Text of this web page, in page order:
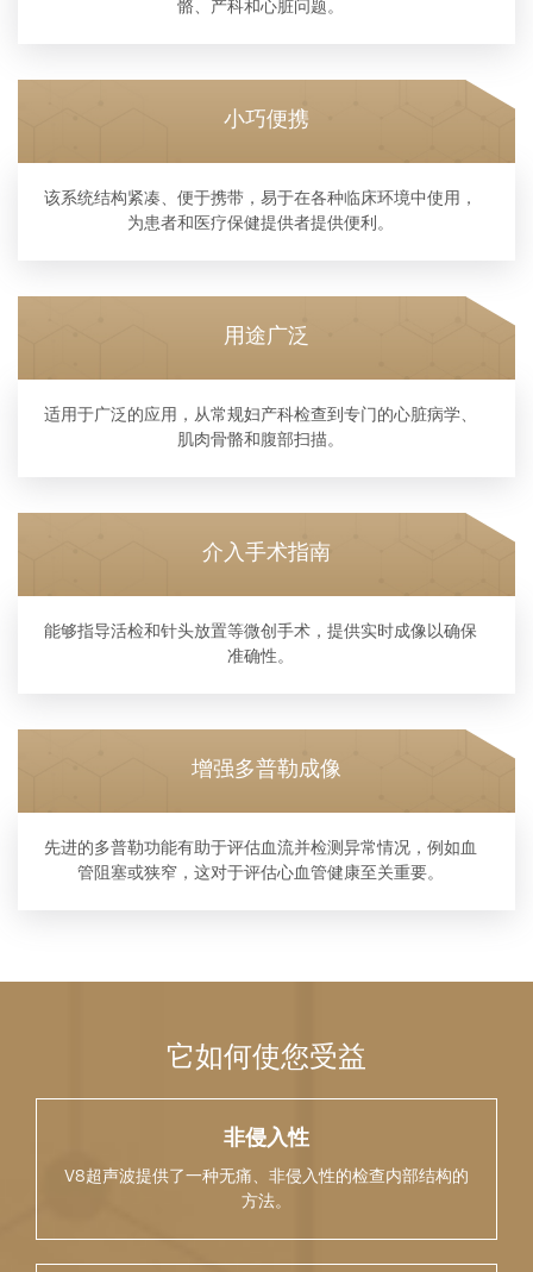
骼、产科和心脏问题。
小巧便携
该系统结构紧凑、便于携带，易于在各种临床环境中使用，
为患者和医疗保健提供者提供便利。
用途广泛
适用于广泛的应用，从常规妇产科检查到专门的心脏病学、
肌肉骨骼和腹部扫描。
介入手术指南
能够指导活检和针头放置等微创手术，提供实时成像以确保
准确性。
增强多普勒成像
先进的多普勒功能有助于评估血流并检测异常情况，例如血
管阻塞或狭窄，这对于评估心血管健康至关重要。
它如何使您受益
非侵入性
V8超声波提供了一种无痛、非侵入性的检查内部结构的
方法。